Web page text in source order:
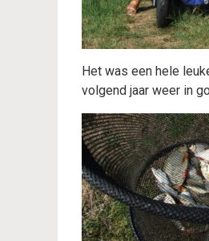
Het was een hele
volgend jaar weer in